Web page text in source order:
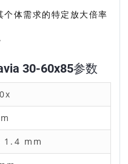
体需求的特定放大倍率
30-60x85参数
1.4 mm